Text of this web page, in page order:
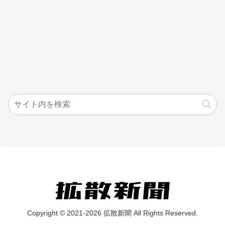
Copyright © 2021-2026 拡散新聞 All Rights Reserved.